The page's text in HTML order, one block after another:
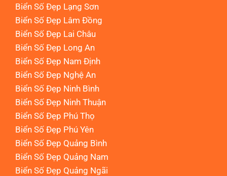
Biển Số Đẹp Lạng Sơn
Biển Số Đẹp Lâm Đồng
Biển Số Đẹp Lai Châu
Biển Số Đẹp Long An
Biển Số Đẹp Nam Định
Biển Số Đẹp Nghệ An
Biển Số Đẹp Ninh Bình
Biển Số Đẹp Ninh Thuận
Biển Số Đẹp Phú Thọ
Biển Số Đẹp Phú Yên
Biển Số Đẹp Quảng Bình
Biển Số Đẹp Quảng Nam
Biển Số Đẹp Quảng Ngãi